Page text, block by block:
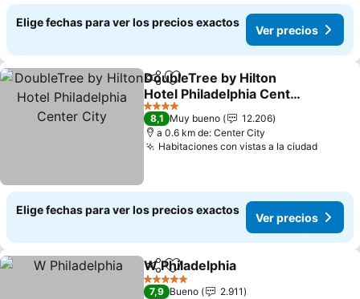
Elige fechas para ver los precios exactos
Ver precios
CompartirAgregar a favoritos
DoubleTree by Hilton
Hotel Philadelphia Center
City
Ver precios
4 Estrellas
8,1 Muy bueno
12.206
a 0.6 km de: Center City
Habitaciones con vistas a la ciudadVer
Elige fechas para ver los precios exactos
Ver precios
CompartirAgregar a favoritos
W Philadelphia
5 Estrellas
7,9 Bueno
2.911